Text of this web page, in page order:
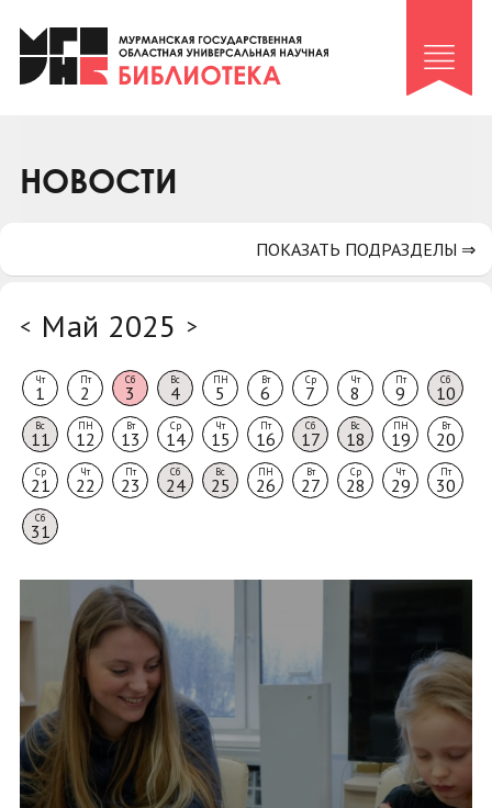
Клуб «Гиря и сельдерей»
Клуб «Семейный архив»
Коллегам
НОВОСТИ
< Май 2025 >
Чт
1
Пт
2
Сб
3
Вс
4
ПН
5
Вт
6
Ср
7
Чт
8
Пт
9
Сб
10
Вс
11
ПН
12
Вт
13
Ср
14
Чт
15
Пт
16
Сб
17
Вс
18
ПН
19
Вт
20
Ср
21
Чт
22
Пт
23
Сб
24
Вс
25
ПН
26
Вт
27
Ср
28
Чт
29
Пт
30
Сб
31
ПОКАЗАТЬ ПОДРАЗДЕЛЫ ⇒